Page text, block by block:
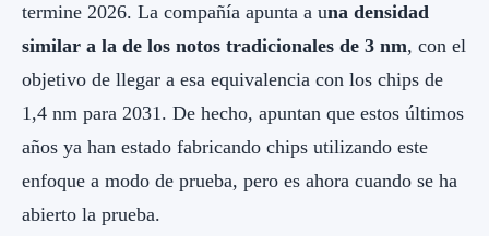
termine 2026. La compañía apunta a una densidad
similar a la de los notos tradicionales de 3 nm, con el
objetivo de llegar a esa equivalencia con los chips de
1,4 nm para 2031. De hecho, apuntan que estos últimos
años ya han estado fabricando chips utilizando este
enfoque a modo de prueba, pero es ahora cuando se ha
abierto la prueba.